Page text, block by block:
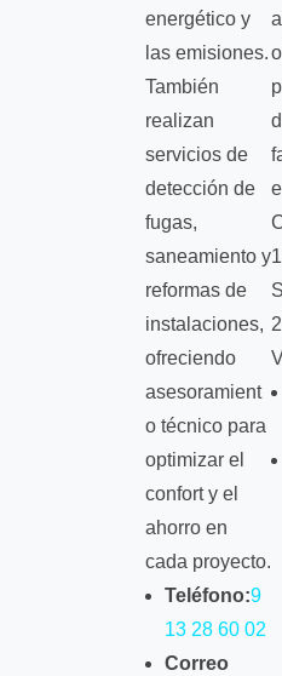
energético y
las emisiones.
También
realizan
servicios de
detección de
fugas,
saneamiento y
reformas de
instalaciones,
ofreciendo
asesoramient
o técnico para
optimizar el
confort y el
ahorro en
cada proyecto.
Teléfono:9
13 28 60 02
Correo